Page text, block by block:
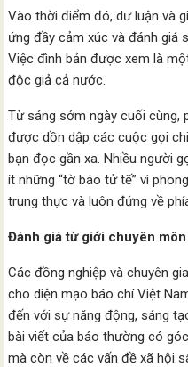
Vào thời điểm đó, dư luận và
ứng đầy cảm xúc và đánh giá
Việc đình bản được xem là
độc giả cả nước.
Từ sáng sớm ngày cuối cùng,
được dồn dập các cuộc gọi
bạn đọc gần xa. Nhiều người
ít những “tờ báo tử tế” vì
trung thực và luôn đứng về
Đánh giá từ giới chuyên môn
Các đồng nghiệp và chuyên
cho diện mạo báo chí Việt
đến với sự năng động, sáng
bài viết của báo thường có
mà còn về các vấn đề xã hội